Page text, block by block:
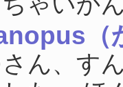
（
ん、す